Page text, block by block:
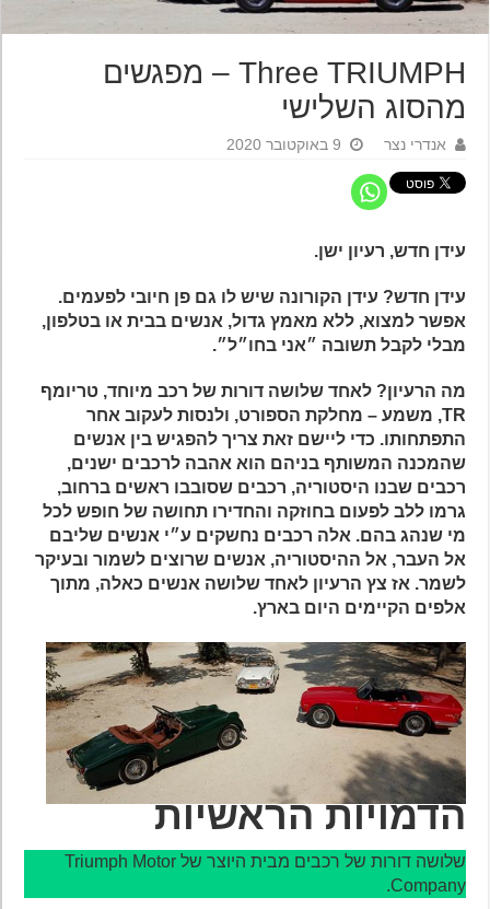
Three TRIUMPH – מפגשים
מהסוג השלישי
אנדרי נצר 9 באוקטובר 2020
עידן חדש, רעיון ישן.
עידן חדש? עידן הקורונה שיש לו גם פן חיובי לפעמים.
אפשר למצוא, ללא מאמץ גדול, אנשים בבית או בטלפון,
מבלי לקבל תשובה ״אני בחו״ל״.
מה הרעיון? לאחד שלושה דורות של רכב מיוחד, טריומף
TR, משמע – מחלקת הספורט, ולנסות לעקוב אחר
התפתחותו. כדי ליישם זאת צריך להפגיש בין אנשים
שהמכנה המשותף בניהם הוא אהבה לרכבים ישנים,
רכבים שבנו היסטוריה, רכבים שסובבו ראשים ברחוב,
גרמו ללב לפעום בחוזקה והחדירו תחושה של חופש לכל
מי שנהג בהם. אלה רכבים נחשקים ע״י אנשים שליבם
אל העבר, אל ההיסטוריה, אנשים שרוצים לשמור ובעיקר
לשמר. אז צץ הרעיון לאחד שלושה אנשים כאלה, מתוך
אלפים הקיימים היום בארץ.
הדמויות הראשיות
שלושה דורות של רכבים מבית היוצר של Triumph Motor
Company.